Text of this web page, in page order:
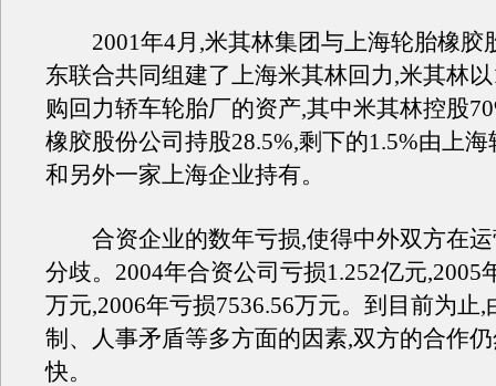
2001年4月,米其林集团与上海轮胎橡胶
东联合共同组建了上海米其林回力,米其林
购回力轿车轮胎厂的资产,其中米其林控股
橡胶股份公司持股28.5%,剩下的1.5%由上
和另外一家上海企业持有。
合资企业的数年亏损,使得中外双方在运
分歧。2004年合资公司亏损1.252亿元,2005
万元,2006年亏损7536.56万元。到目前为止,
制、人事矛盾等多方面的因素,双方的合作
快。